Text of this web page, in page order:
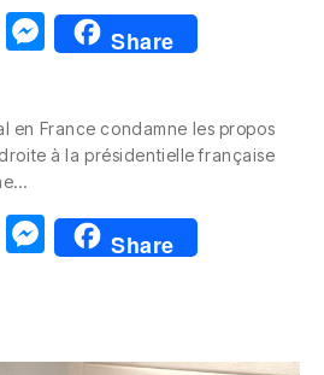
W
p
p
M
e
e
g
er
Share
en France condamne les propos
à la présidentielle française
W M
e
e
Share